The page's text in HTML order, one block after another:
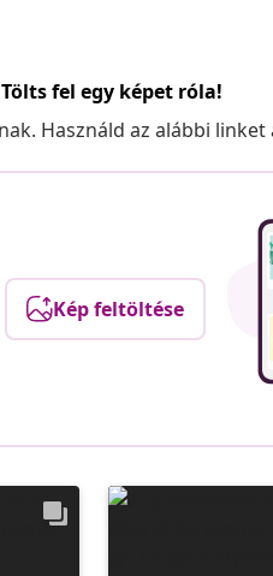
fel egy képet róla!
Használd az alábbi linket
Kép feltöltése